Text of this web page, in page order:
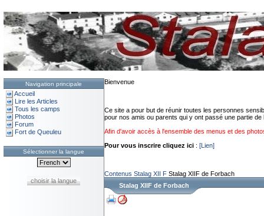
Navigation principale
Accueil
Lire les Articles
Tous les camps
Photos
Forum
Fort de Queuleu
Sélectionner la langue
choisir la langue
Bienvenue
Ce site a pour but de réunir toutes les personnes
pour nos amis ou parents qui y ont passé une partie de
Afin d'avoir accès à l'ensemble des menus et des
Pour vous inscrire cliquez ici : [Lien]
Contenus Stalag XII F Stalag XIIF de Forbach
Stalag XIIF de Forbach